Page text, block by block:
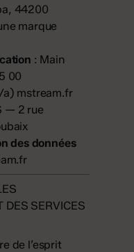
44200
marque
: Main
00
mstream.fr
— 2 rue
des données
DES SERVICES
de l’esprit